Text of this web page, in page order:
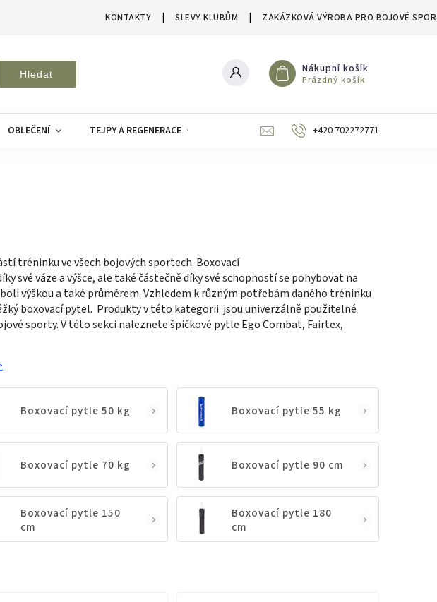
KONTAKTY SLEVY KLUBŮM ZAKÁZKOVÁ VÝROBA PRO BOJOVÉ
Hledat Nákupní košík
Prázdný košík
OBLEČENÍ TEJPY A REGENERACE SLEVY A VÝPRODEJE
+420 702272771
tréninku ve všech bojových sportech. Boxovací
své váze a výšce, ale také částečně díky své schopností se pohybovat na
výškou a také průměrem. Vzhledem k různým potřebám daného tréninku
boxovací pytel. Produkty v této kategorii jsou univerzálně použitelné
sporty. V této sekci naleznete špičkové pytle Ego Combat, Fairtex,
Boxovací pytle 50 kg Boxovací pytle 55 kg
Boxovací pytle 70 kg Boxovací pytle 90 cm
Boxovací pytle 150
cm
Boxovací pytle 180
cm